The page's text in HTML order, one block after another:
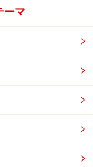
ーマ